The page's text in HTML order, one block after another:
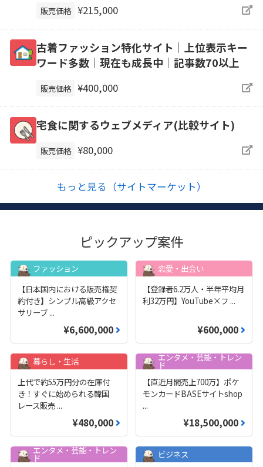
販売価格 ¥215,000
古着ファッション特化サイト│上位表示キー
ワード多数│現在も成長中│記事数70以上
販売価格 ¥400,000
宅食に関するウェブメディア(比較サイト)
販売価格 ¥80,000
もっと見る（サイトマーケット）
ピックアップ案件
ファッション
【日本国内における販売権契
約付き】シンプル高級アクセ
サリーブ ...
¥6,600,000
恋愛・出会い
【登録者6.2万人・半年平均月
利32万円】YouTube×フ ...
¥600,000
暮らし・生活
上代で約55万円分の在庫付
き！すぐに始められる韓国
レース販売 ...
¥480,000
エンタメ・芸能・トレン
ド
【直近月間売上700万】ポケ
モンカードBASEサイトshop
...
¥18,500,000
エンタメ・芸能・トレン
ド
ビジネス